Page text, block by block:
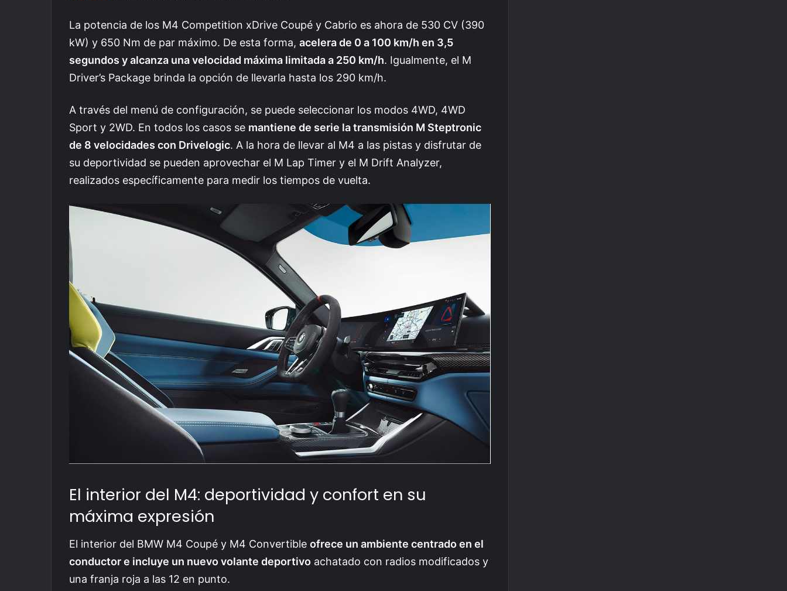
La potencia de los M4 Competition xDrive Coupé y Cabrio es ahora de 530 CV (390
kW) y 650 Nm de par máximo. De esta forma, acelera de 0 a 100 km/h en 3,5
segundos y alcanza una velocidad máxima limitada a 250 km/h. Igualmente, el M
Driver’s Package brinda la opción de llevarla hasta los 290 km/h.
A través del menú de configuración, se puede seleccionar los modos 4WD, 4WD
Sport y 2WD. En todos los casos se mantiene de serie la transmisión M Steptronic
de 8 velocidades con Drivelogic. A la hora de llevar al M4 a las pistas y disfrutar de
su deportividad se pueden aprovechar el M Lap Timer y el M Drift Analyzer,
realizados específicamente para medir los tiempos de vuelta.
El interior del M4: deportividad y confort en su
máxima expresión
El interior del BMW M4 Coupé y M4 Convertible ofrece un ambiente centrado en el
conductor e incluye un nuevo volante deportivo achatado con radios modificados y
una franja roja a las 12 en punto.